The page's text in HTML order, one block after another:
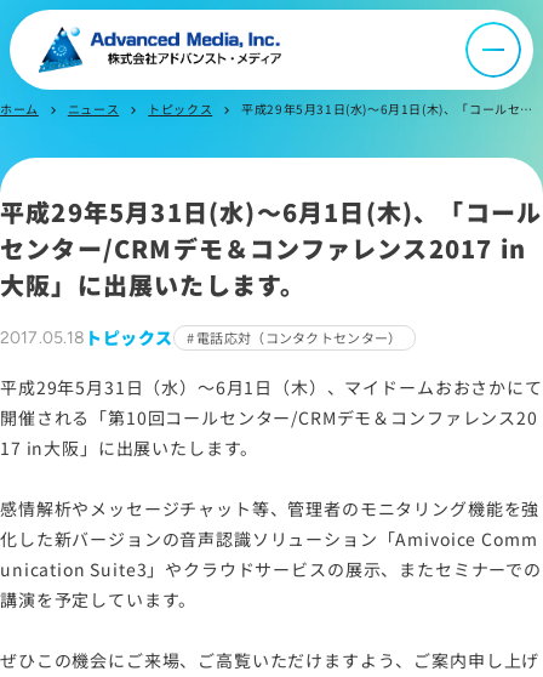
ニュース
IR情報
よくあるご質問
お問い合わせ
サイトのご利用について
ソーシャルメディアポリシー
プライバシーポリシー
労働者派遣事業に関わる情報
ホーム chevron_right ニュース chevron_right トピックス chevron_right 平成29年5月31日(水)～6月1日(木)、「コールセンター/CRMデモ＆コンファレンス2017 in大阪」に出展いたします。
平成29年5月31日(水)～6月1日(木)、「コール
センター/CRMデモ＆コンファレンス2017 in
大阪」に出展いたします。
2017.05.18 トピックス 電話応対（コンタクトセンター）
平成29年5月31日（水）～6月1日（木）、マイドームおおさかにて
開催される「第10回コールセンター/CRMデモ＆コンファレンス20
17 in大阪」に出展いたします。
感情解析やメッセージチャット等、管理者のモニタリング機能を強
化した新バージョンの音声認識ソリューション「Amivoice Comm
unication Suite3」やクラウドサービスの展示、またセミナーでの
講演を予定しています。
ぜひこの機会にご来場、ご高覧いただけますよう、ご案内申し上げ